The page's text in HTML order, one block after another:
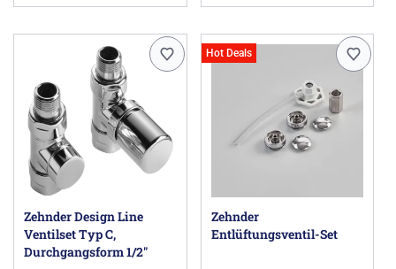
Zehnder Design Line
Ventilset Typ C,
Durchgangsform 1/2"
Hot Deals
Zehnder
Entlüftungsventil-Set